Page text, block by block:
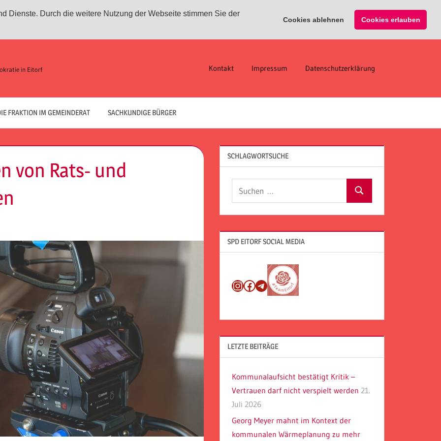
Dienste. Durch die weitere Nutzung der Webseite stimmen Sie der
Cookies ablehnen Cookies erlauben
in Eitorf Kontakt Impressum Datenschutzerklärung
FRAKTION IM GEMEINDERAT SACHKUNDIGE BÜRGER
von Rats- und
SCHLAGWORTSUCHE
Suchen
SPD EITORF SOCIAL MEDIA
Instagram
Facebook
Telegram
LETZTE BEITRÄGE
Kommunalaufsicht bestätigt Kritik –
Vertrauen darf nicht verspielt werden 21.
Juli 2026
Georg Meyer mahnt im Kontext der
kommunalen Wärmeplanung zu mehr